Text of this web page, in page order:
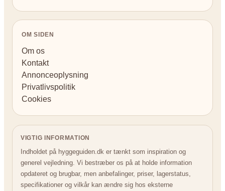
OM SIDEN
Om os
Kontakt
Annonceoplysning
Privatlivspolitik
Cookies
VIGTIG INFORMATION
Indholdet på hyggeguiden.dk er tænkt som inspiration og
generel vejledning. Vi bestræber os på at holde information
opdateret og brugbar, men anbefalinger, priser, lagerstatus,
specifikationer og vilkår kan ændre sig hos eksterne